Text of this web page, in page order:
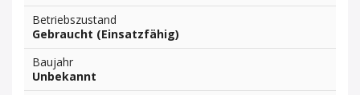
Betriebszustand
Gebraucht (Einsatzfähig)
Baujahr
Unbekannt